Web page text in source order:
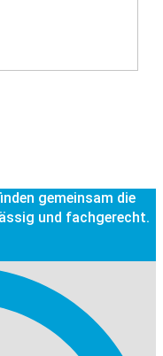
gemeinsam die
und fachgerecht.